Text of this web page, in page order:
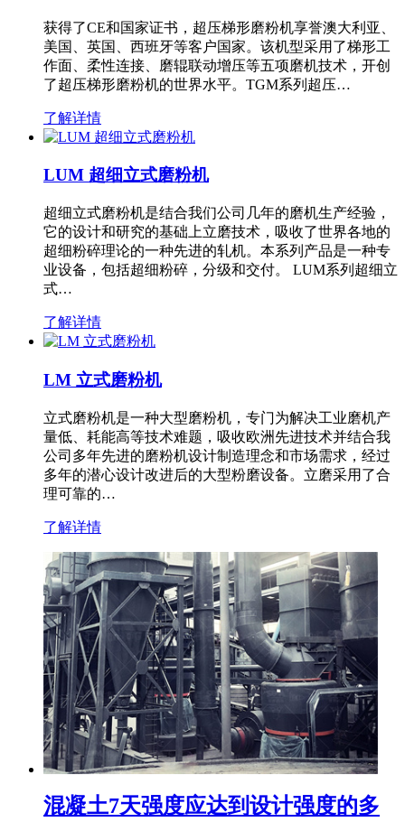
获得了CE和国家证书，超压梯形磨粉机享誉澳大利亚、
美国、英国、西班牙等客户国家。该机型采用了梯形工
作面、柔性连接、磨辊联动增压等五项磨机技术，开创
了超压梯形磨粉机的世界水平。TGM系列超压…
了解详情
LUM 超细立式磨粉机
超细立式磨粉机是结合我们公司几年的磨机生产经验，
它的设计和研究的基础上立磨技术，吸收了世界各地的
超细粉碎理论的一种先进的轧机。本系列产品是一种专
业设备，包括超细粉碎，分级和交付。 LUM系列超细立
式…
了解详情
LM 立式磨粉机
立式磨粉机是一种大型磨粉机，专门为解决工业磨机产
量低、耗能高等技术难题，吸收欧洲先进技术并结合我
公司多年先进的磨粉机设计制造理念和市场需求，经过
多年的潜心设计改进后的大型粉磨设备。立磨采用了合
理可靠的…
了解详情
混凝土7天强度应达到设计强度的多